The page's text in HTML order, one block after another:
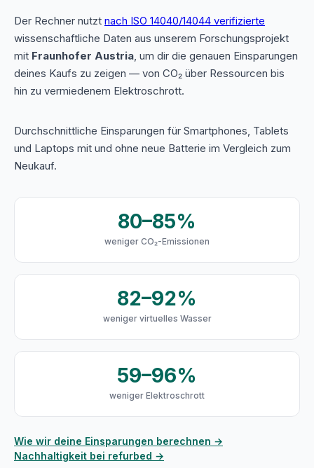
Der Rechner nutzt nach ISO 14040/14044 verifizierte
wissenschaftliche Daten aus unserem Forschungsprojekt
mit Fraunhofer Austria, um dir die genauen Einsparungen
deines Kaufs zu zeigen — von CO₂ über Ressourcen bis
hin zu vermiedenem Elektroschrott.
Durchschnittliche Einsparungen für Smartphones, Tablets
und Laptops mit und ohne neue Batterie im Vergleich zum
Neukauf.
80–85%
weniger CO₂-Emissionen
82–92%
weniger virtuelles Wasser
59–96%
weniger Elektroschrott
Wie wir deine Einsparungen berechnen →
Nachhaltigkeit bei refurbed →